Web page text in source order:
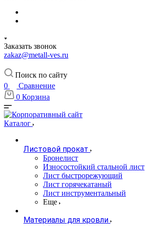
Заказать звонок
zakaz@metall-ves.ru
Поиск по сайту
0
Сравнение
0 Корзина
Каталог
Листовой прокат
Бронелист
Износостойкий стальной лист
Лист быстрорежующий
Лист горячекатаный
Лист инструментальный
Еще
Материалы для кровли